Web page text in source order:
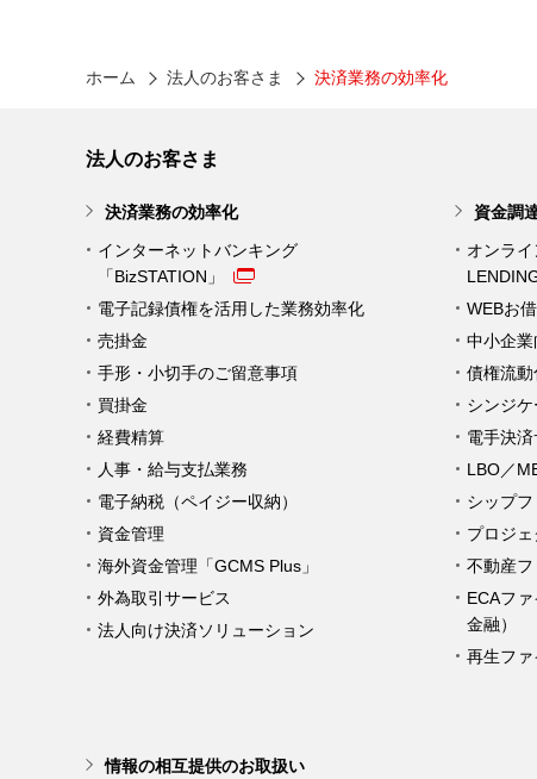
ホーム 法人のお客さま 決済業務の効率化
法人のお客さま
決済業務の効率化
インターネットバンキング
「BizSTATION」
電子記録債権を活用した業務効率化
売掛金
手形・小切手のご留意事項
買掛金
経費精算
人事・給与支払業務
電子納税（ペイジー収納）
資金管理
海外資金管理「GCMS Plus」
外為取引サービス
法人向け決済ソリューション
資金調
オンラ
WEBお
中小企
債権流動
シンジ
電手決
LBO／
シップ
プロジ
不動産フ
ECAフ
金融）
再生ファ
情報の相互提供のお取扱い